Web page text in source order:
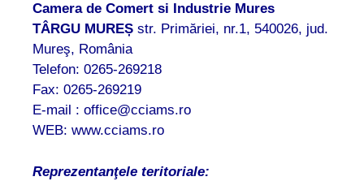
Camera de Comert si Industrie Mures
TÂRGU MUREȘ str. Primăriei, nr.1, 540026, jud.
Mureş, România
Telefon: 0265-269218
Fax: 0265-269219
E-mail : office@cciams.ro
WEB: www.cciams.ro
Reprezentanţele teritoriale: